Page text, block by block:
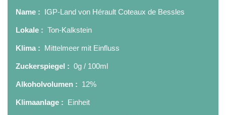
Name : IGP-Land von Hérault Coteaux de Bessles
Lokale : Ton-Kalkstein
Klima : Mittelmeer mit Einfluss
Zuckerspiegel : 0g / 100ml
Alkoholvolumen : 12%
Klimaanlage : Einheit